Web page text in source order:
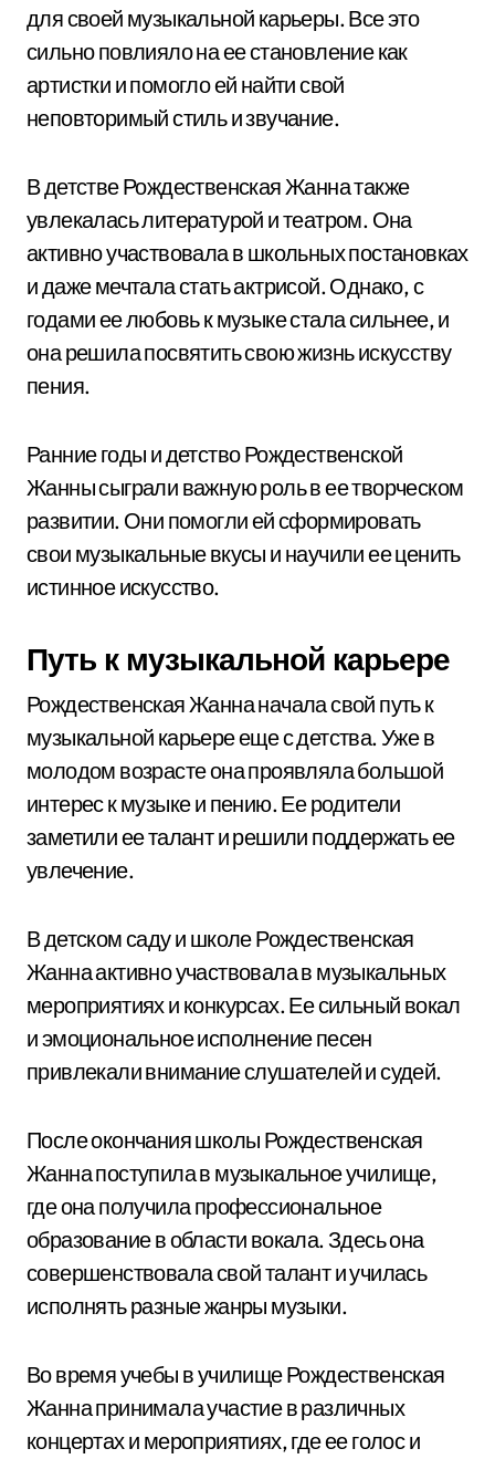
для своей музыкальной карьеры. Все это
сильно повлияло на ее становление как
артистки и помогло ей найти свой
неповторимый стиль и звучание.
В детстве Рождественская Жанна также
увлекалась литературой и театром. Она
активно участвовала в школьных постановках
и даже мечтала стать актрисой. Однако, с
годами ее любовь к музыке стала сильнее, и
она решила посвятить свою жизнь искусству
пения.
Ранние годы и детство Рождественской
Жанны сыграли важную роль в ее творческом
развитии. Они помогли ей сформировать
свои музыкальные вкусы и научили ее ценить
истинное искусство.
Путь к музыкальной карьере
Рождественская Жанна начала свой путь к
музыкальной карьере еще с детства. Уже в
молодом возрасте она проявляла большой
интерес к музыке и пению. Ее родители
заметили ее талант и решили поддержать ее
увлечение.
В детском саду и школе Рождественская
Жанна активно участвовала в музыкальных
мероприятиях и конкурсах. Ее сильный вокал
и эмоциональное исполнение песен
привлекали внимание слушателей и судей.
После окончания школы Рождественская
Жанна поступила в музыкальное училище,
где она получила профессиональное
образование в области вокала. Здесь она
совершенствовала свой талант и училась
исполнять разные жанры музыки.
Во время учебы в училище Рождественская
Жанна принимала участие в различных
концертах и мероприятиях, где ее голос и